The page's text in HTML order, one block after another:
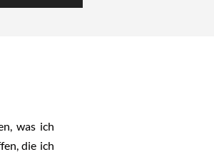
Hoch/Runter
regeln.
was ich
die ich